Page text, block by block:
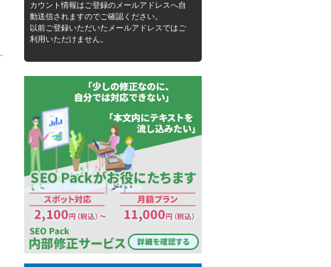
カウント情報はご登録のメールアドレスへ自
動送信されますのでご確認ください。
以前ご登録いただいたメールアドレスではご
利用いただけません。